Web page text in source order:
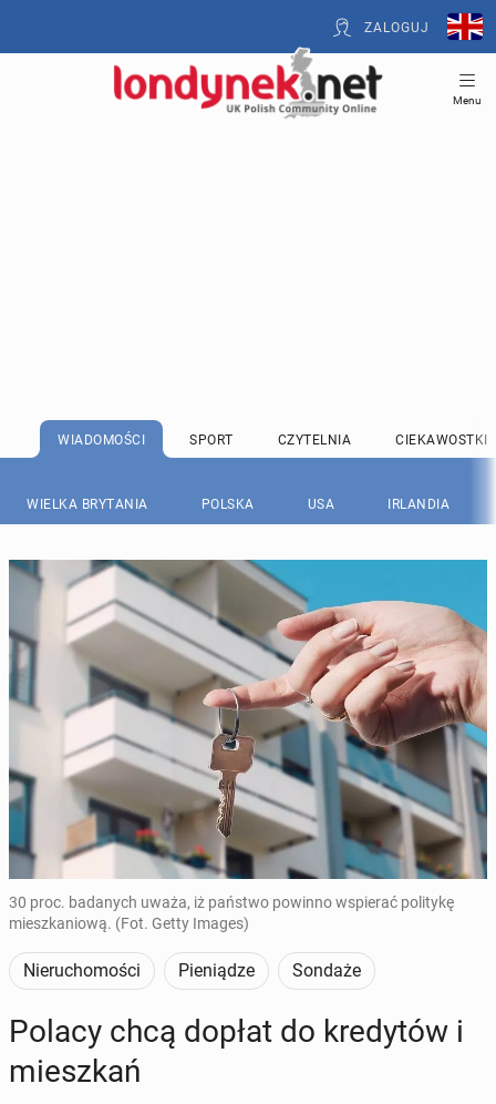
ZALOGUJ
Menu
WIADOMOŚCI SPORT CZYTELNIA CIEKAWOSTKI
WIELKA BRYTANIA POLSKA USA IRLANDIA
30 proc. badanych uważa, iż państwo powinno wspierać politykę
mieszkaniową. (Fot. Getty Images)
Nieruchomości Pieniądze Sondaże
Polacy chcą dopłat do kre­dy­tów i
miesz­kań